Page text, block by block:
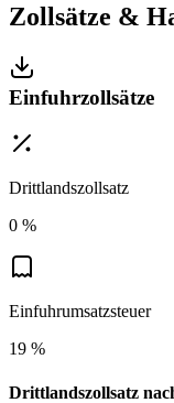
Zollsätze &
Einfuhrzollsätze
Drittlandszollsatz
0 %
Einfuhrumsatzsteuer
19 %
Drittlandszollsatz